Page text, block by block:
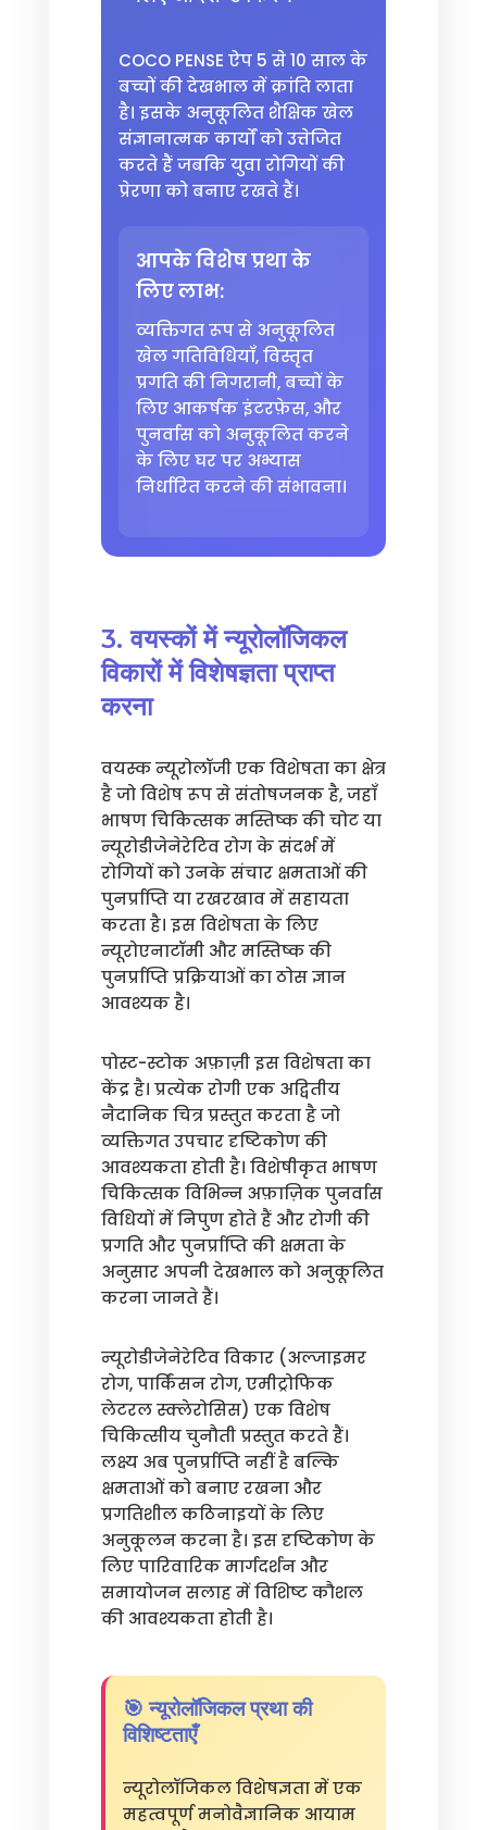
COCO PENSE ऐप 5 से 10 साल के
बच्चों की देखभाल में क्रांति लाता
है। इसके अनुकूलित शैक्षिक खेल
संज्ञानात्मक कार्यों को उत्तेजित
करते हैं जबकि युवा रोगियों की
प्रेरणा को बनाए रखते हैं।
आपके विशेष प्रथा के
लिए लाभ:
व्यक्तिगत रूप से अनुकूलित
खेल गतिविधियाँ, विस्तृत
प्रगति की निगरानी, बच्चों के
लिए आकर्षक इंटरफ़ेस, और
पुनर्वास को अनुकूलित करने
के लिए घर पर अभ्यास
निर्धारित करने की संभावना।
3. वयस्कों में न्यूरोलॉजिकल
विकारों में विशेषज्ञता प्राप्त
करना
वयस्क न्यूरोलॉजी एक विशेषता का क्षेत्र
है जो विशेष रूप से संतोषजनक है, जहाँ
भाषण चिकित्सक मस्तिष्क की चोट या
न्यूरोडीजेनेरेटिव रोग के संदर्भ में
रोगियों को उनके संचार क्षमताओं की
पुनर्प्राप्ति या रखरखाव में सहायता
करता है। इस विशेषता के लिए
न्यूरोएनाटॉमी और मस्तिष्क की
पुनर्प्राप्ति प्रक्रियाओं का ठोस ज्ञान
आवश्यक है।
पोस्ट-स्टोक अफ़ाज़ी इस विशेषता का
केंद्र है। प्रत्येक रोगी एक अद्वितीय
नैदानिक चित्र प्रस्तुत करता है जो
व्यक्तिगत उपचार दृष्टिकोण की
आवश्यकता होती है। विशेषीकृत भाषण
चिकित्सक विभिन्न अफ़ाज़िक पुनर्वास
विधियों में निपुण होते हैं और रोगी की
प्रगति और पुनर्प्राप्ति की क्षमता के
अनुसार अपनी देखभाल को अनुकूलित
करना जानते हैं।
न्यूरोडीजेनेरेटिव विकार (अल्जाइमर
रोग, पार्किंसन रोग, एमीट्रोफिक
लेटरल स्क्लेरोसिस) एक विशेष
चिकित्सीय चुनौती प्रस्तुत करते हैं।
लक्ष्य अब पुनर्प्राप्ति नहीं है बल्कि
क्षमताओं को बनाए रखना और
प्रगतिशील कठिनाइयों के लिए
अनुकूलन करना है। इस दृष्टिकोण के
लिए पारिवारिक मार्गदर्शन और
समायोजन सलाह में विशिष्ट कौशल
की आवश्यकता होती है।
🎯 न्यूरोलॉजिकल प्रथा की
विशिष्टताएँ
न्यूरोलॉजिकल विशेषज्ञता में एक
महत्वपूर्ण मनोवैज्ञानिक आयाम